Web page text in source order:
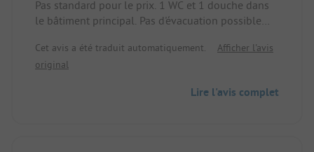
Pas standard pour le prix. 1 WC et 1 douche dans
le bâtiment principal. Pas d'évacuation possible
Le point positif est que le camping est situé
directement au bord de l'eau.
Cet avis a été traduit automatiquement.
Afficher l'avis
original
Lire l'avis complet